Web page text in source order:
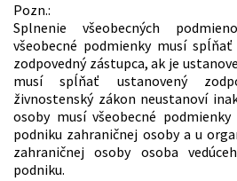
Pozn.:
Splnenie všeobecných
všeobecné podmienky musí
zodpovedný zástupca, ak je
musí spĺňať ustanovený
živnostenský zákon neustanoví
osoby musí všeobecné
podniku zahraničnej osoby a u
zahraničnej osoby osoba
podniku.